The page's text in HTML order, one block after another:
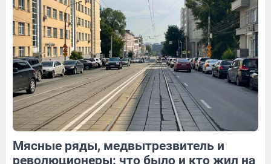
264 2 54 Обсудить
12 Обсудить 357 Обсудить
Мясные ряды, медвытрезвитель и
революционеры: что было и кто жил на